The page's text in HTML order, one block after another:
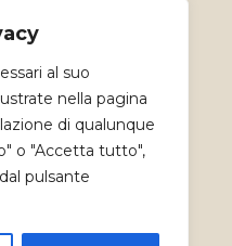
al suo
nella pagina
di qualunque
o "Accetta tutto",
pulsante